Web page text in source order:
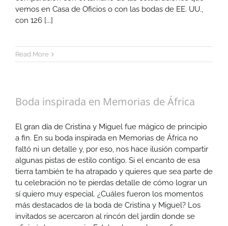
vemos en Casa de Oficios o con las bodas de EE. UU.,
con 126 [...]
Read More
Boda inspirada en Memorias de África
El gran día de Cristina y Miguel fue mágico de principio
a fin. En su boda inspirada en Memorias de África no
faltó ni un detalle y, por eso, nos hace ilusión compartir
algunas pistas de estilo contigo. Si el encanto de esa
tierra también te ha atrapado y quieres que sea parte de
tu celebración no te pierdas detalle de cómo lograr un
sí quiero muy especial. ¿Cuáles fueron los momentos
más destacados de la boda de Cristina y Miguel? Los
invitados se acercaron al rincón del jardín donde se